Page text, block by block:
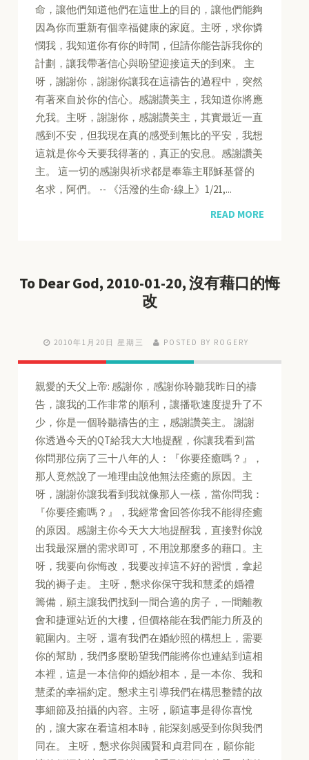
命，讓他們知道他們在這世上的目的，讓他們能夠
因為你而重新有個幸福健康的家庭。主呀，求你憐
憫我，我知道你有你的時間，但請你能告訴我你的
計劃，讓我帶著信心與盼望迎接這天的到來。 主
呀，謝謝你，謝謝你讓我在這禱告的過程中，突然
有著來自於你的信心。感謝讚美主，我知道你將應
允我。主呀，謝謝你，感謝讚美主，其實最近一直
感到不安，但我現在真的感受到無比的平安，我想
這就是你今天要我得著的，真正的安息。感謝讚美
主。 這一切的感謝與祈求都是奉靠主耶穌基督的
名求，阿們。 -- 《活潑的生命-線上》1/21,...
READ MORE
To Dear God, 2010-01-20, 沒有藉口的悔
改
2010年1月20日 星期三 POSTED BY ROGERY
親愛的天父上帝: 感謝你，感謝你聆聽我昨日的禱
告，讓我的工作非常的順利，讓播歌速度提升了不
少，你是一個聆聽禱告的主，感謝讚美主。 謝謝
你透過今天的QT給我大大地提醒，你讓我看到當
你問那位病了三十八年的人：『你要痊癒嗎？』，
那人竟然說了一堆理由說他無法痊癒的原因。主
呀，謝謝你讓我看到我就像那人一樣，當你問我：
『你要痊癒嗎？』，我經常會回答你我不能得痊癒
的原因。感謝主你今天大大地提醒我，直接對你說
出我最深層的需求即可，不用說那麼多的藉口。主
呀，我要向你悔改，我要改掉這不好的習慣，拿起
我的褥子走。 主呀，懇求你保守我和慧柔的婚禮
籌備，願主讓我們找到一間合適的房子，一間離教
會和捷運站近的大樓，但價格能在我們能力所及的
範圍內。主呀，還有我們在婚紗照的構想上，需要
你的幫助，我們多麼盼望我們能將你也連結到這相
本裡，這是一本信仰的婚紗相本，是一本你、我和
慧柔的幸福約定。懇求主引導我們在構思整體的故
事細節及拍攝的內容。主呀，願這事是得你喜悅
的，讓大家在看這相本時，能深刻感受到你與我們
同在。 主呀，懇求你與國賢和貞君同在，願你能